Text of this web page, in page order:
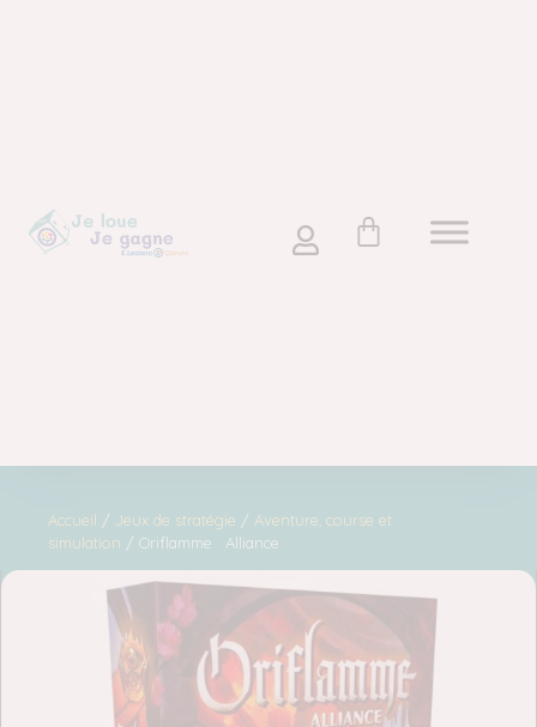
Accueil / Jeux de stratégie /Aventure, course et
simulation / Oriflamme : Alliance